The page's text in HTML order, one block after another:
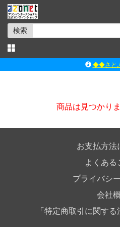
検索
◆◆さと
ｱｿﾞﾝｵﾝﾗｲ
商品は見つかり
お支払方法
よくある
プライバシ
会社
「特定商取引に関す